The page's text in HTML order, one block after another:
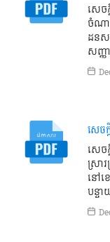
សេច
ចំណា
ដនស.
សញ្ញ
សេច
សេច
ស្រា
នៅខ
បន្ទ